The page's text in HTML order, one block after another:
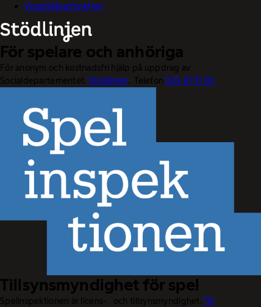
Visselblåsarfunktion
För spelare och anhöriga
För anonym och kostnadsfri hjälp på uppdrag av
Socialdepartementet. Stödlinjen. Telefon020-81 91 00.
Tillsynsmyndighet för spel
Spelinspektionen är licens- och tillsynsmyndighet.Till